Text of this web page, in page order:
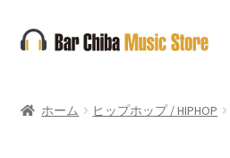
ナ
ビ
ー
コ
ン
ン
ホーム ヒップホップ / HIPHOP